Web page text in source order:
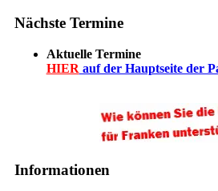
Nächste Termine
Aktuelle Termine
HIER auf der Hauptseite der
Informationen